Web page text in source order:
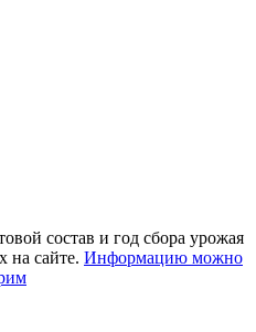
состав и год сбора урожая
на сайте. Информацию можно